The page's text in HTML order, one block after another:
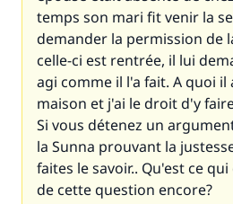
temps son mari fit venir la
demander la permission de
celle-ci est rentrée, il lui
agi comme il l'a fait. A quoi
maison et j'ai le droit d'y
Si vous détenez un
la Sunna prouvant la
faites le savoir.. Qu'est ce
de cette question encore?